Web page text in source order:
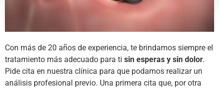
Con más de 20 años de experiencia, te brindamos siempre el
tratamiento más adecuado para ti sin esperas y sin dolor.
Pide cita en nuestra clínica para que podamos realizar un
análisis profesional previo. Una primera cita que, por otra